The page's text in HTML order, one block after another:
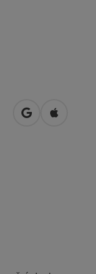
Otevřít vOtevřít v